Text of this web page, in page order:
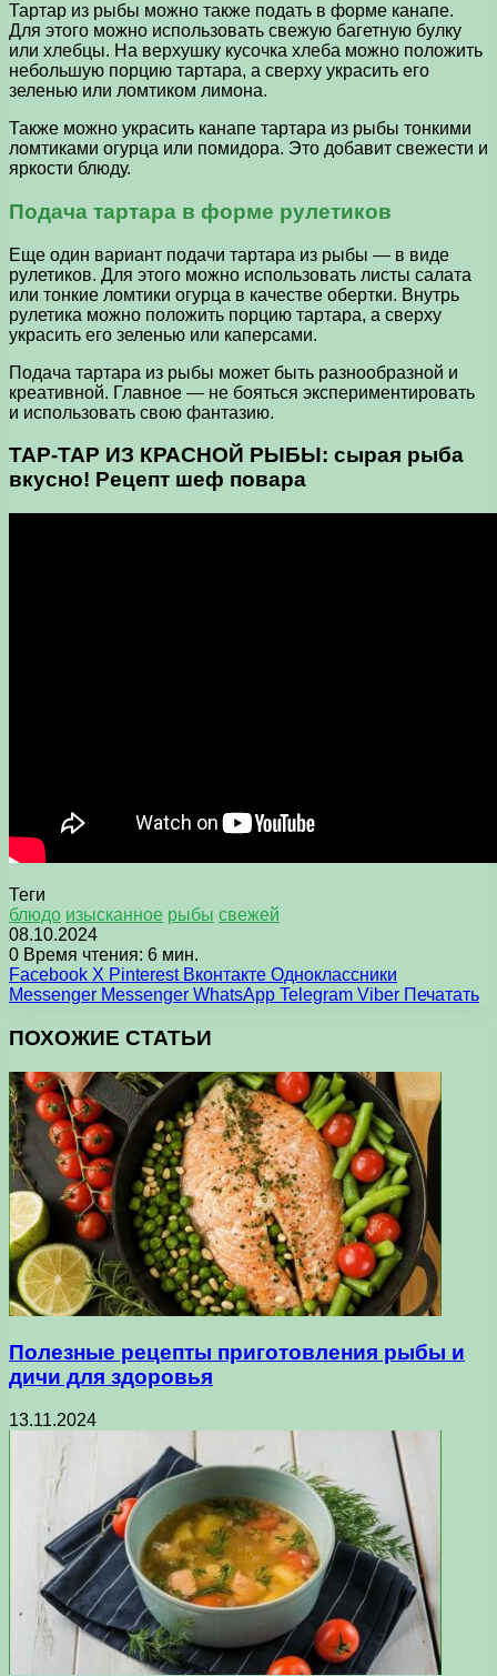
Тартар из рыбы можно также подать в форме канапе.
Для этого можно использовать свежую багетную булку
или хлебцы. На верхушку кусочка хлеба можно положить
небольшую порцию тартара, а сверху украсить его
зеленью или ломтиком лимона.
Также можно украсить канапе тартара из рыбы тонкими
ломтиками огурца или помидора. Это добавит свежести и
яркости блюду.
Подача тартара в форме рулетиков
Еще один вариант подачи тартара из рыбы — в виде
рулетиков. Для этого можно использовать листы салата
или тонкие ломтики огурца в качестве обертки. Внутрь
рулетика можно положить порцию тартара, а сверху
украсить его зеленью или каперсами.
Подача тартара из рыбы может быть разнообразной и
креативной. Главное — не бояться экспериментировать
и использовать свою фантазию.
ТАР-ТАР ИЗ КРАСНОЙ РЫБЫ: сырая рыба
вкусно! Рецепт шеф повара
Теги
блюдо изысканное рыбы свежей
08.10.2024
0 Время чтения: 6 мин.
Facebook X Pinterest Вконтакте Одноклассники
Messenger Messenger WhatsApp Telegram Viber Печатать
ПОХОЖИЕ СТАТЬИ
Полезные рецепты приготовления рыбы и
дичи для здоровья
13.11.2024